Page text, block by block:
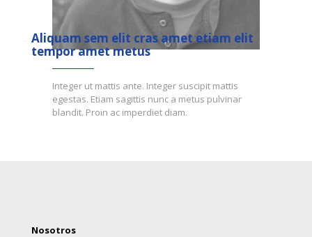
Aliquam sem elit cras amet etiam elit
tempor amet metus
Integer ut mattis ante. Integer suscipit mattis
egestas. Etiam sagittis nunc a metus pulvinar
blandit. Proin ac imperdiet diam.
Nosotros